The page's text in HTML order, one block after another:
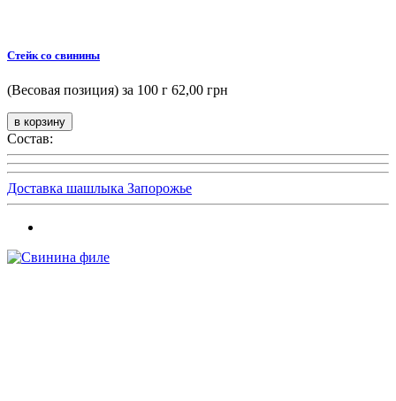
Стейк со свинины
(Весовая позиция) за 100 г 62,00 грн
Состав:
Доставка шашлыка Запорожье